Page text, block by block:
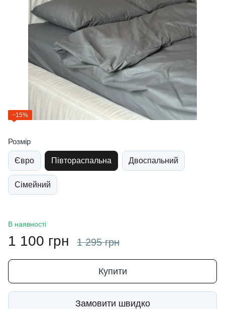
−15%
Розмір
Євро Півтораспальна Двоспальний
Сімейний
В наявності
1 100 грн 1 295 грн
Купити
Замовити швидко